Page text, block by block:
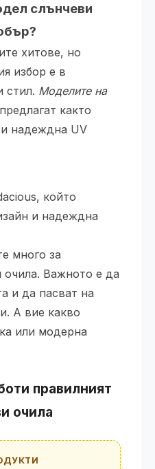
слънчеви
хитове, но
избор е в
стил. Моделите на
както
надеждна UV
който
и надеждна
много за
очила. Важното е да
и да пасват на
А вие какво
или модерна
правилният
очила